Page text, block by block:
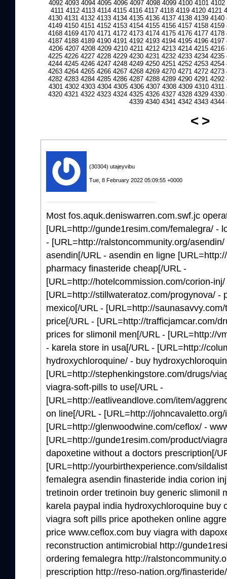
4092 4093 4094 4095 4096 4097 4098 4099 4100 4101 4102
4111 4112 4113 4114 4115 4116 4117 4118 4119 4120 4121
4130 4131 4132 4133 4134 4135 4136 4137 4138 4139 4140
4149 4150 4151 4152 4153 4154 4155 4156 4157 4158 4159
4168 4169 4170 4171 4172 4173 4174 4175 4176 4177 4178
4187 4188 4189 4190 4191 4192 4193 4194 4195 4196 4197
4206 4207 4208 4209 4210 4211 4212 4213 4214 4215 4216
4225 4226 4227 4228 4229 4230 4231 4232 4233 4234 4235
4244 4245 4246 4247 4248 4249 4250 4251 4252 4253 4254
4263 4264 4265 4266 4267 4268 4269 4270 4271 4272 4273
4282 4283 4284 4285 4286 4287 4288 4289 4290 4291 4292
4301 4302 4303 4304 4305 4306 4307 4308 4309 4310 4311
4320 4321 4322 4323 4324 4325 4326 4327 4328 4329 4330
4339 4340 4341 4342 4343 4344
< >
(30304) utajeyvibu
Tue, 8 February 2022 05:09:55 +0000
Most fos.aquk.deniswarren.com.swf.jc
[URL=http://gunde1resim.com/femalegra/ -
- [URL=http://ralstoncommunity.org/
asendin[/URL - asendin en ligne
pharmacy finasteride cheap[/URL -
[URL=http://hotelcommission.com/corion-
[URL=http://stillwateratoz.com/progynova/ -
mexico[/URL - [URL=http://
price[/URL - [URL=http://trafficjamcar.com/
prices for slimonil men[/URL - [URL=http://
- karela store in usa[/URL - [URL=http://
hydroxychloroquine/ - buy
[URL=http://stephenkingstore.com/drugs/
viagra-soft-pills to use[/URL -
[URL=http://eatliveandlove.com/item/
on line[/URL - [URL=http://
[URL=http://glenwoodwine.com/ceflox/ -
[URL=http://gunde1resim.com/product/
dapoxetine without a doctors prescription[/
[URL=http://yourbirthexperience.com/
femalegra asendin finasteride india corion
tretinoin order tretinoin buy generic slimonil
karela paypal india hydroxychloroquine buy
viagra soft pills price apotheken online
price www.ceflox.com buy viagra with
reconstruction antimicrobial http://
ordering femalegra http://
prescription http://reso-nation.org/